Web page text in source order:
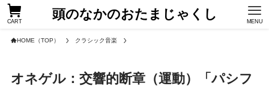
頭のなかのおたまじゃくし
CART MENU
HOME（TOP） クラシック音楽
オネゲル：交響的断章（運動）「パシフ